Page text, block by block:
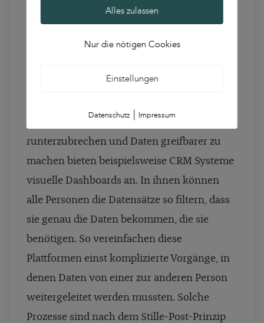
möglichst reibungslos miteinander
Akteur:innen mit den Daten arbeiten
Um eben jene Komplexität möglichst weit
runterzubrechen und Daten greifbarer zu
machen bieten beispielsweise CRM Systeme
visuelle Dashboards an. In ihnen können
alle Personen die Datensätze so filtern, dass
sie genau die Daten bekommen, die sie
benötigen. So vereinfachen diese
Plattformen einst komplizierte Vorgänge, in
denen Daten von einer zur anderen Person
weitergeleitet werden mussten. Solche
Prozesse sind nach dem Stille-Post-Prinzip
Alles zulassen
Nur die nötigen Cookies
Einstellungen
Datenschutz| Impressum